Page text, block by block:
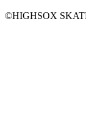
©HIGHSOX